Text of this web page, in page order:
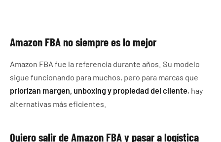
Amazon FBA no siempre es lo mejor
Amazon FBA fue la referencia durante años. Su modelo
sigue funcionando para muchos, pero para marcas que
priorizan margen, unboxing y propiedad del cliente, hay
alternativas más eficientes.
Quiero salir de Amazon FBA y pasar a logística